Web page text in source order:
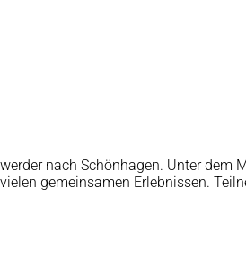
nach Schönhagen. Unter dem
gemeinsamen Erlebnissen.